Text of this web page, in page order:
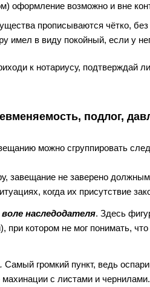
оформление возможно и вне
прописываются чётко,
имел в виду покойный, если у
к нотариусу, подтверждай
подлог,
можно сгруппировать
завещание не заверено
когда их присутствие
наследодателя. Здесь
при котором не мог понимать,
. Самый громкий пункт, ведь
с листами и чернилами.